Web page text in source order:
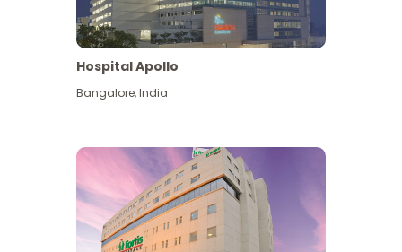
Hospital Apollo
Bangalore,India